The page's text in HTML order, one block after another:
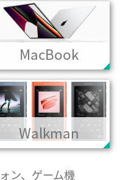
MacBook
Walkman
ン、ゲーム機